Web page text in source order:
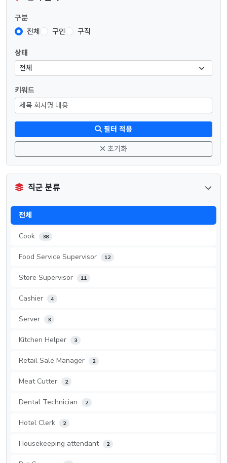
구분
전체
구인 구직
상태
키워드
필터 적용
초기화
직군 분류
전체
Cook 38
Food Service Supervisor 12
Store Supervisor 11
Cashier 4
Server 3
Kitchen Helper 3
Retail Sale Manager 2
Meat Cutter 2
Dental Technician 2
Hotel Clerk 2
Housekeeping attendant 2